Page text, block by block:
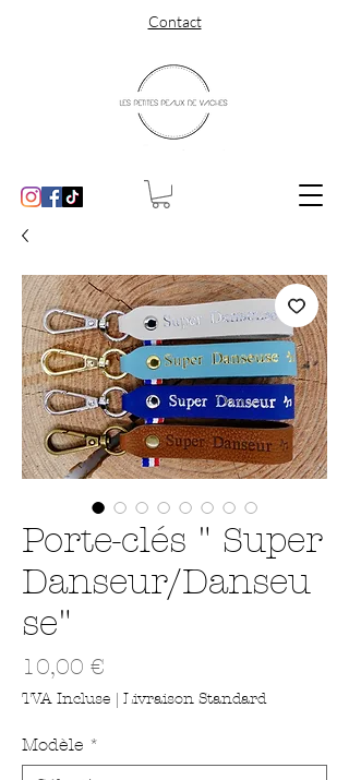
Contact
Porte-clés " Super
Danseur/Danseu
se"
10,00 €
TVA Incluse | Livraison Standard
Modèle *